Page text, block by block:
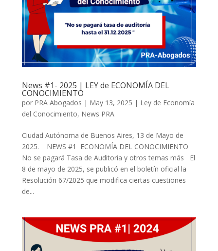
News #1- 2025 | LEY de ECONOMÍA DEL
CONOCIMIENTO
por PRA Abogados | May 13, 2025 | Ley de Economía
del Conocimiento, News PRA
Ciudad Autónoma de Buenos Aires, 13 de Mayo de
2025. NEWS #1 ECONOMÍA DEL CONOCIMIENTO
No se pagará Tasa de Auditoria y otros temas más El
8 de mayo de 2025, se publicó en el boletín oficial la
Resolución 67/2025 que modifica ciertas cuestiones
de...